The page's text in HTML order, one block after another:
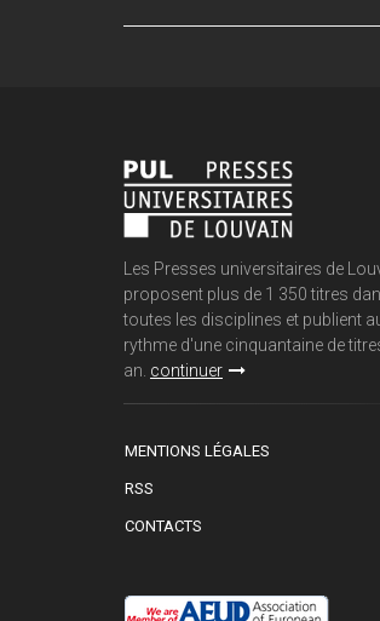
Les Presses universitaires de
proposent plus de 1 350 titres
toutes les disciplines et publient
rythme d'une cinquantaine de
an. continuer
MENTIONS LÉGALES
RSS
CONTACTS